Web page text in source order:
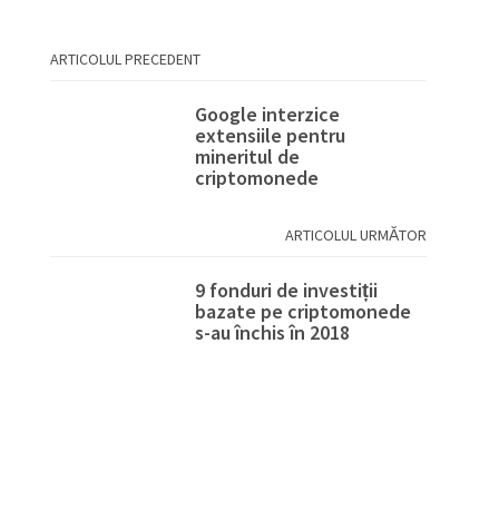
ARTICOLUL PRECEDENT
Google interzice
extensiile pentru
mineritul de
criptomonede
ARTICOLUL URMĂTOR
9 fonduri de investiții
bazate pe criptomonede
s-au închis în 2018